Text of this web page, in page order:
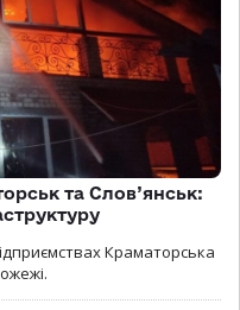
та Слов’янськ:
Краматорська